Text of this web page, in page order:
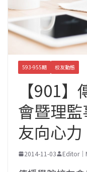
593-955期 校友動態
【901
會暨理
友向心力
2014-11-03 Editor｜